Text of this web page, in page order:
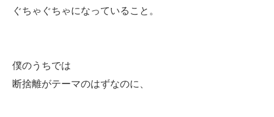
ぐちゃぐちゃになっていること。
僕のうちでは
断捨離がテーマのはずなのに、